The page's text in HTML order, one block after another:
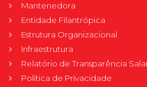
Mantenedora
Entidade Filantrópica
Estrutura Organizacional
Infraestrutura
Relatório de Transparência
Política de Privacidade